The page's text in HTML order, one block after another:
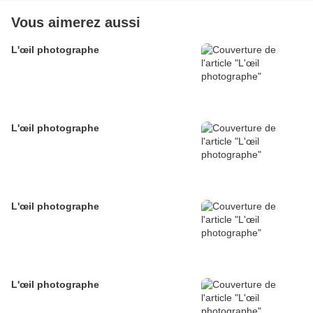
Vous aimerez aussi
L'œil photographe
L'œil photographe
L'œil photographe
L'œil photographe